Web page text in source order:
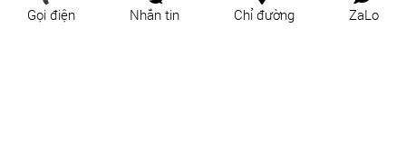
Gọi điện Nhắn tin Chỉ đường ZaLo